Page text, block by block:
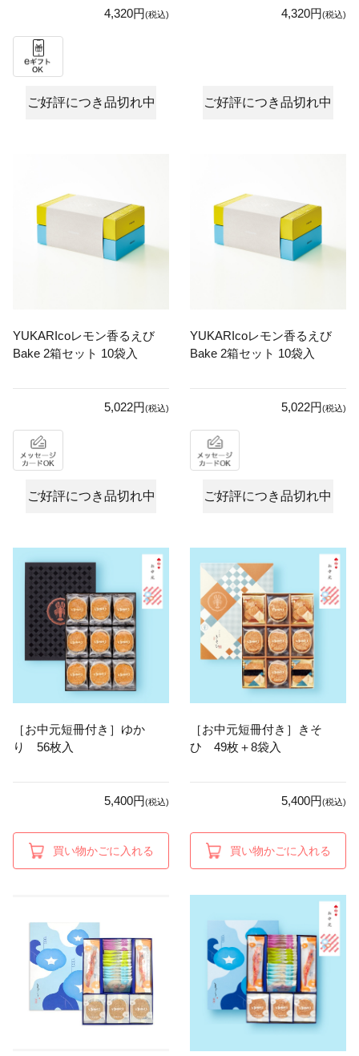
4,320円(税込)
ご好評につき品切れ中
4,320円(税込)
ご好評につき品切れ中
YUKARIcoレモン香るえび
Bake 2箱セット 10袋入
5,022円(税込)
ご好評につき品切れ中
YUKARIcoレモン香るえび
Bake 2箱セット 10袋入
5,022円(税込)
ご好評につき品切れ中
［お中元短冊付き］ゆか
り 56枚入
5,400円(税込)
買い物かごに入れる
［お中元短冊付き］きそ
ひ 49枚＋8袋入
5,400円(税込)
買い物かごに入れる